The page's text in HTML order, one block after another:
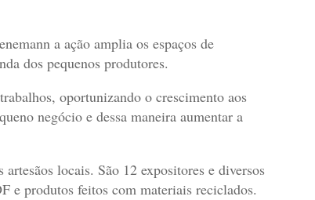
a ação amplia os espaços de
dos pequenos produtores.
oportunizando o crescimento aos
negócio e dessa maneira aumentar a
locais. São 12 expositores e diversos
e produtos feitos com materiais reciclados.